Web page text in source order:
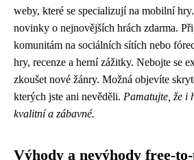
weby, které se specializují na mobilní
novinky o nejnovějších hrách zdarma.
komunitám na sociálních sítích nebo
hry, recenze a herní zážitky. Nebojte se
zkoušet nové žánry. Možná objevíte
kterých jste ani nevěděli. Pamatujte, že i
kvalitní a zábavné.
Výhody a nevýhody free-